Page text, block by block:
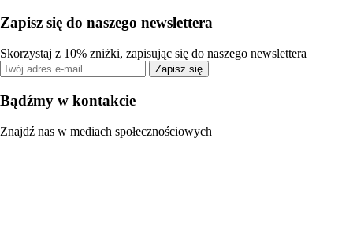
Zapisz się do naszego newslettera
Skorzystaj z 10% zniżki, zapisując się do naszego newslettera
Zapisz się
Bądźmy w kontakcie
Znajdź nas w mediach społecznościowych